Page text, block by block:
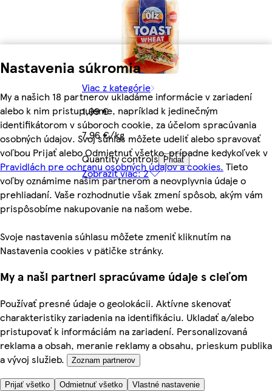
Nastavenia súkromia
My a našich 18 partnerov ukladáme informácie v zariadení
alebo k nim pristupujeme, napríklad k jedinečným
identifikátorom v súboroch cookie, za účelom spracúvania
osobných údajov. Svoj súhlas môžete udeliť alebo spravovať
voľbou Prijať alebo Odmietnuť všetko, prípadne kedykoľvek v
Pravidlách pre ochranu osobných údajov a cookies. Tieto
voľby oznámime našim partnerom a neovplyvnia údaje o
prehliadaní. Vaše rozhodnutie však zmení spôsob, akým vám
prispôsobíme nakupovanie na našom webe.
Svoje nastavenia súhlasu môžete zmeniť kliknutím na
Nastavenia cookies v pätičke stránky.
My a naši partneri spracúvame údaje s cieľom
Používať presné údaje o geolokácii. Aktívne skenovať
charakteristiky zariadenia na identifikáciu. Ukladať a/alebo
pristupovať k informáciám na zariadení. Personalizovaná
reklama a obsah, meranie reklamy a obsahu, prieskum publika
a vývoj služieb.
Zoznam partnerov
Prijať všetko Odmietnuť všetko Vlastné nastavenie
Viac z kategórie
1,99 €
7,96 €/kg
Quantity controls Pridať
Zobraziť viac: 2